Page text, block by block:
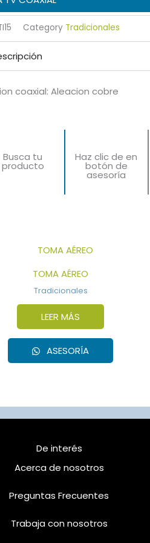
Category Tradicionales
coaxial: Aleacion cobre
Busca tu
producto
Haz clic de en
botón de
asesoría
TOMA AÉREO
Tradicionales
LEER MÁS
ASESORÍA
De interés
Acerca de nosotros
Preguntas Frecuentes
Trabaja con nosotros